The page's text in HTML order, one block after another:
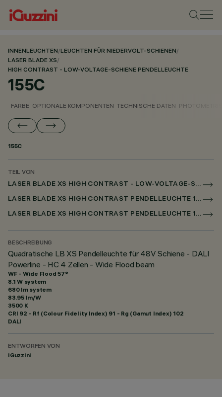
INNENLEUCHTEN/LEUCHTEN FÜR NIEDERVOLT-SCHIENEN/
LASER BLADE XS/
HIGH CONTRAST - LOW-VOLTAGE-SCHIENE PENDELLEUCHTE
155C
FARBE OPTIONALE KOMPONENTEN TECHNISCHE DATEN
155C
TEIL VON
LASER BLADE XS HIGH CONTRAST - LOW-VOLTAGE-SCHIENE PENDELLEUCHTE
LASER BLADE XS HIGH CONTRAST PENDELLEUCHTE 1X/4X/9X AUF NIEDERSPANNUNGSSCHIENE DALI POWERLINE
LASER BLADE XS HIGH CONTRAST PENDELLEUCHTE 1X / 4X / 9X FÜR SUPERRAIL DALI POWERLINE
BESCHREIBUNG
Quadratische LB XS Pendelleuchte für 48V Schiene - DALI
Powerline - HC 4 Zellen - Wide Flood beam
WF - Wide Flood 57°
8.1 W system
680 lm system
83.95 lm/W
3500 K
CRI 92 - Rf (Colour Fidelity Index) 91 - Rg (Gamut Index) 102
DALI
ENTWORFEN VON
iGuzzini